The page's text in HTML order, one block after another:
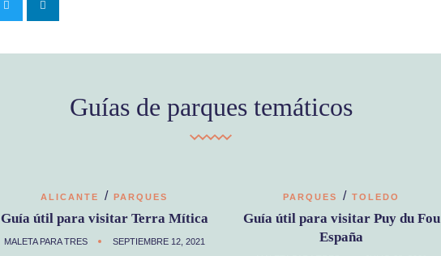
Guías de parques temáticos
ALICANTE / PARQUES
Guía útil para visitar Terra Mítica
MALETA PARA TRES SEPTIEMBRE 12, 2021
PARQUES / TOLEDO
Guía útil para visitar Puy du Fou
España